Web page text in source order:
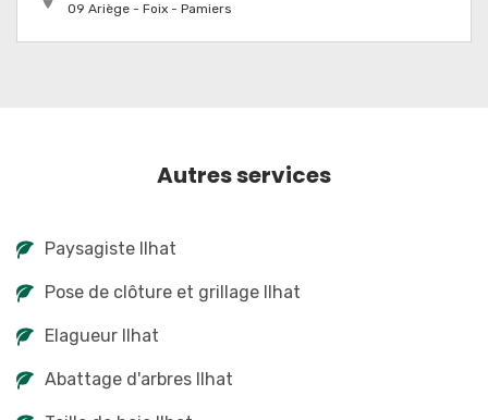
09 Ariège - Foix - Pamiers
Autres services
Paysagiste Ilhat
Pose de clôture et grillage Ilhat
Elagueur Ilhat
Abattage d'arbres Ilhat